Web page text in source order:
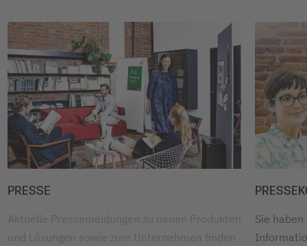
PRESSE
Aktuelle Pressemeldungen zu neuen Produkten
und Lösungen sowie zum Unternehmen finden
Sie